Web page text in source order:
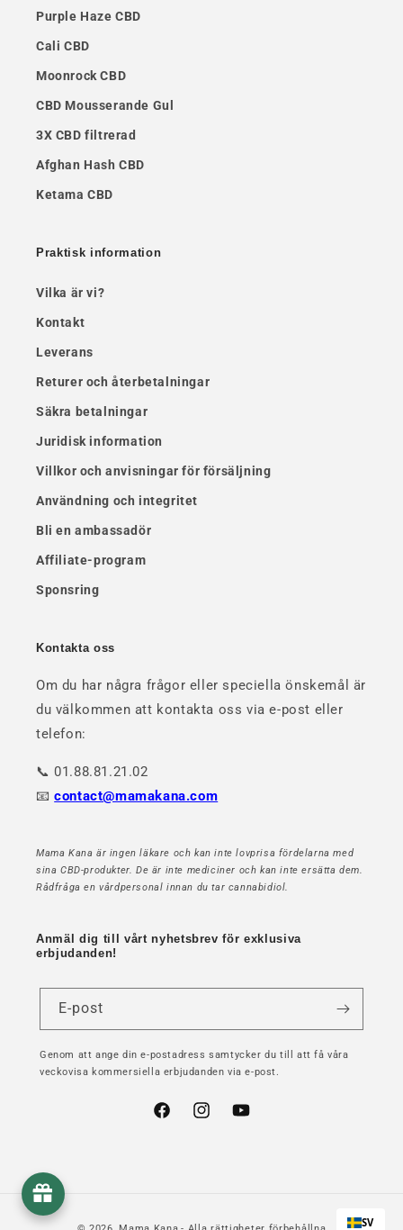
Purple Haze CBD
Cali CBD
Moonrock CBD
CBD Mousserande Gul
3X CBD filtrerad
Afghan Hash CBD
Ketama CBD
Praktisk information
Vilka är vi?
Kontakt
Leverans
Returer och återbetalningar
Säkra betalningar
Juridisk information
Villkor och anvisningar för försäljning
Användning och integritet
Bli en ambassadör
Affiliate-program
Sponsring
Kontakta oss
Om du har några frågor eller speciella önskemål är
du välkommen att kontakta oss via e-post eller
telefon:
📞 01.88.81.21.02
📧contact@mamakana.com
Mama Kana är ingen läkare och kan inte lovprisa fördelarna med
sina CBD-produkter. De är inte mediciner och kan inte ersätta dem.
Rådfråga en vårdpersonal innan du tar cannabidiol.
Anmäl dig till vårt nyhetsbrev för exklusiva
erbjudanden!
E-post
Genom att ange din e-postadress samtycker du till att få våra
veckovisa kommersiella erbjudanden via e-post.
FacebookInstagramYouTube
SV